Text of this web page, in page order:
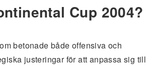
Cup 2004?
betonade både offensiva och
justeringar för att anpassa sig till